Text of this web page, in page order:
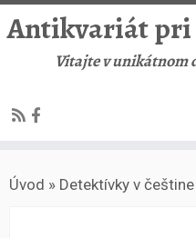
to
Antikvariát pri
Vitajte v unikátnom
Úvod » Detektívky v češtine